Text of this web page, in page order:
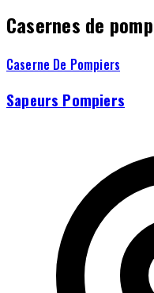
Casernes de
Caserne De Pompiers
Sapeurs Pompiers